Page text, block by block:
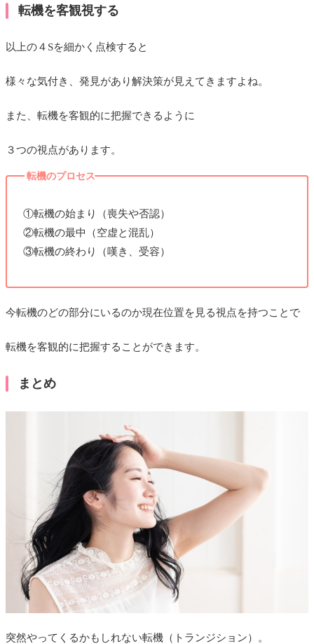
転機を客観視する
以上の４Sを細かく点検すると
様々な気付き、発見があり解決策が見えてきますよね。
また、転機を客観的に把握できるように
３つの視点があります。
転機のプロセス
①転機の始まり（喪失や否認）
②転機の最中（空虚と混乱）
③転機の終わり（嘆き、受容）
今転機のどの部分にいるのか現在位置を見る視点を持つことで
転機を客観的に把握することができます。
まとめ
突然やってくるかもしれない転機（トランジション）。